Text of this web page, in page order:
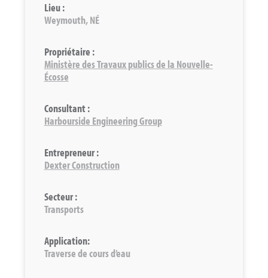
Lieu :
Weymouth, NÉ
Propriétaire :
Ministère des Travaux publics de la Nouvelle-
Écosse
Consultant :
Harbourside Engineering Group
Entrepreneur :
Dexter Construction
Secteur :
Transports
Application:
Traverse de cours d’eau